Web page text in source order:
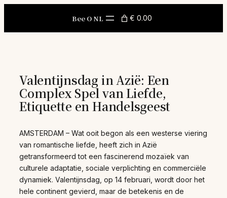
Bee O NL € 0.00
Valentijnsdag in Azië: Een
Complex Spel van Liefde,
Etiquette en Handelsgeest
AMSTERDAM – Wat ooit begon als een westerse viering
van romantische liefde, heeft zich in Azië
getransformeerd tot een fascinerend mozaïek van
culturele adaptatie, sociale verplichting en commerciële
dynamiek. Valentijnsdag, op 14 februari, wordt door het
hele continent gevierd, maar de betekenis en de